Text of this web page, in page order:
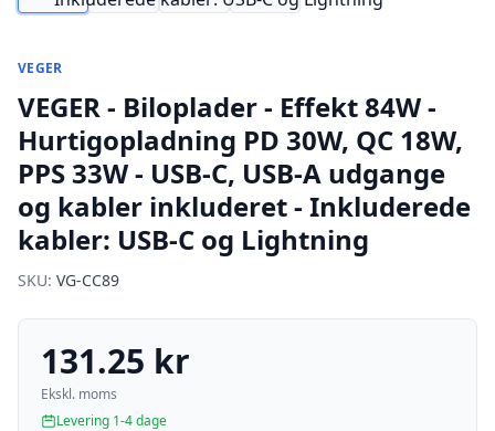
VEGER
VEGER - Biloplader - Effekt 84W -
Hurtigopladning PD 30W, QC 18W,
PPS 33W - USB-C, USB-A udgange
og kabler inkluderet - Inkluderede
kabler: USB-C og Lightning
SKU: VG-CC89
131.25 kr
Ekskl. moms
Levering 1-4 dage